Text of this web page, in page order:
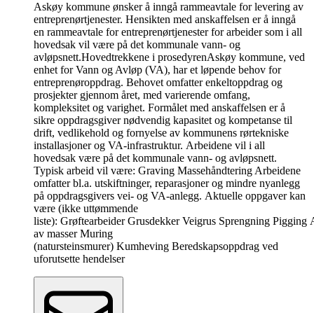
Askøy kommune ønsker å inngå rammeavtale for levering av
entreprenørtjenester. Hensikten med anskaffelsen er å inngå
en rammeavtale for entreprenørtjenester for arbeider som i all
hovedsak vil være på det kommunale vann- og
avløpsnett.Hovedtrekkene i prosedyrenAskøy kommune, ved
enhet for Vann og Avløp (VA), har et løpende behov for
entreprenøroppdrag. Behovet omfatter enkeltoppdrag og
prosjekter gjennom året, med varierende omfang,
kompleksitet og varighet. Formålet med anskaffelsen er å
sikre oppdragsgiver nødvendig kapasitet og kompetanse til
drift, vedlikehold og fornyelse av kommunens rørtekniske
installasjoner og VA‑infrastruktur. Arbeidene vil i all
hovedsak være på det kommunale vann- og avløpsnett.
Typisk arbeid vil være: Graving Massehåndtering Arbeidene
omfatter bl.a. utskiftninger, reparasjoner og mindre nyanlegg
på oppdragsgivers vei- og VA-anlegg. Aktuelle oppgaver kan
være (ikke uttømmende
liste): Grøftearbeider Grusdekker Veigrus Sprengning Pigging
av masser Muring
(natursteinsmurer) Kumheving Beredskapsoppdrag ved
uforutsette hendelser